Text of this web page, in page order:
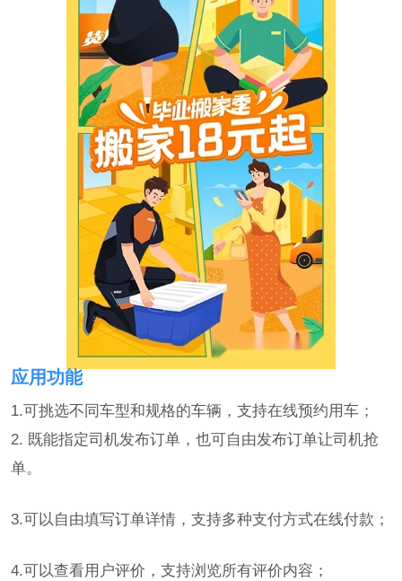
应用功能
1.可挑选不同车型和规格的车辆，支持在线预约用车；
2. 既能指定司机发布订单，也可自由发布订单让司机抢
单。
3.可以自由填写订单详情，支持多种支付方式在线付款；
4.可以查看用户评价，支持浏览所有评价内容；